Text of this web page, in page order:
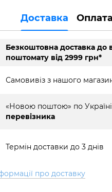
Доставка Оплата
Безкоштовна доставка до
поштомату від 2999 грн*
Самовивіз з нашого
«Новою поштою» по
перевізника
Термін доставки до 3 днів
про доставку